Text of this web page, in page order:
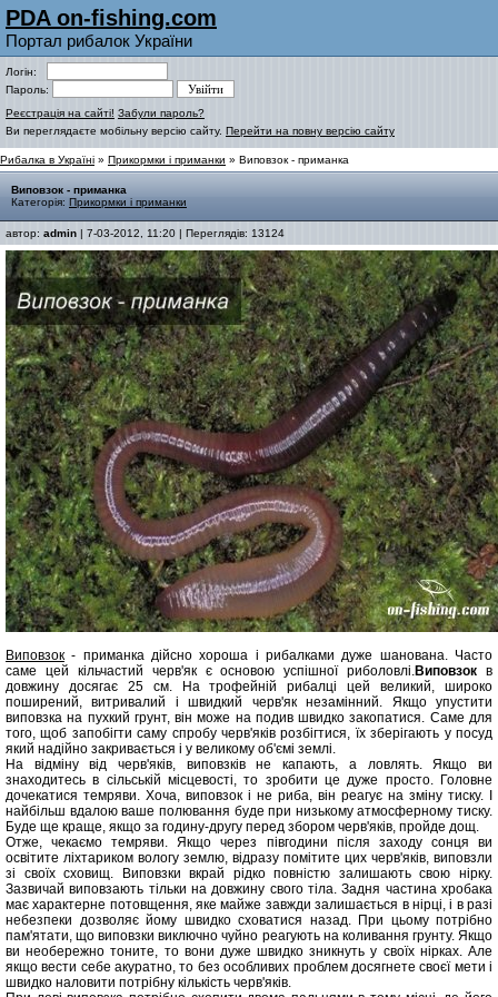
PDA on-fishing.com
Портал рибалок України
Логін:
Пароль:
Реєстрація на сайті! Забули пароль?
Ви переглядаєте мобільну версію сайту. Перейти на повну версію сайту
Рибалка в Україні » Прикормки і приманки » Виповзок - приманка
Виповзок - приманка
Категорія: Прикормки і приманки
автор: admin | 7-03-2012, 11:20 | Переглядів: 13124
Виповзок - приманка дійсно хороша і рибалками дуже шанована. Часто
саме цей кільчастий черв'як є основою успішної риболовлі.Виповзок в
довжину досягає 25 см. На трофейній рибалці цей великий, широко
поширений, витривалий і швидкий черв'як незамінний. Якщо упустити
виповзка на пухкий грунт, він може на подив швидко закопатися. Саме для
того, щоб запобігти саму спробу черв'яків розбігтися, їх зберігають у посуд
який надійно закривається і у великому об'ємі землі.
На відміну від черв'яків, виповзків не капають, а ловлять. Якщо ви
знаходитесь в сільській місцевості, то зробити це дуже просто. Головне
дочекатися темряви. Хоча, виповзок і не риба, він реагує на зміну тиску. І
найбільш вдалою ваше полювання буде при низькому атмосферному тиску.
Буде ще краще, якщо за годину-другу перед збором черв'яків, пройде дощ.
Отже, чекаємо темряви. Якщо через півгодини після заходу сонця ви
освітите ліхтариком вологу землю, відразу помітите цих черв'яків, виповзли
зі своїх сховищ. Виповзки вкрай рідко повністю залишають свою нірку.
Зазвичай виповзають тільки на довжину свого тіла. Задня частина хробака
має характерне потовщення, яке майже завжди залишається в нірці, і в разі
небезпеки дозволяє йому швидко сховатися назад. При цьому потрібно
пам'ятати, що виповзки виключно чуйно реагують на коливання грунту. Якщо
ви необережно тоните, то вони дуже швидко зникнуть у своїх нірках. Але
якщо вести себе акуратно, то без особливих проблем досягнете своєї мети і
швидко наловити потрібну кількість черв'яків.